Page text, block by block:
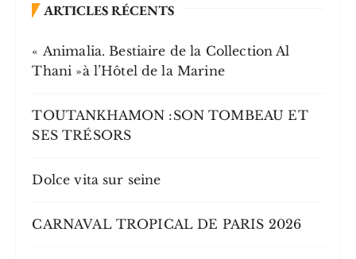
ARTICLES RÉCENTS
« Animalia. Bestiaire de la Collection Al
Thani »à l’Hôtel de la Marine
TOUTANKHAMON :SON TOMBEAU ET
SES TRÉSORS
Dolce vita sur seine
CARNAVAL TROPICAL DE PARIS 2026